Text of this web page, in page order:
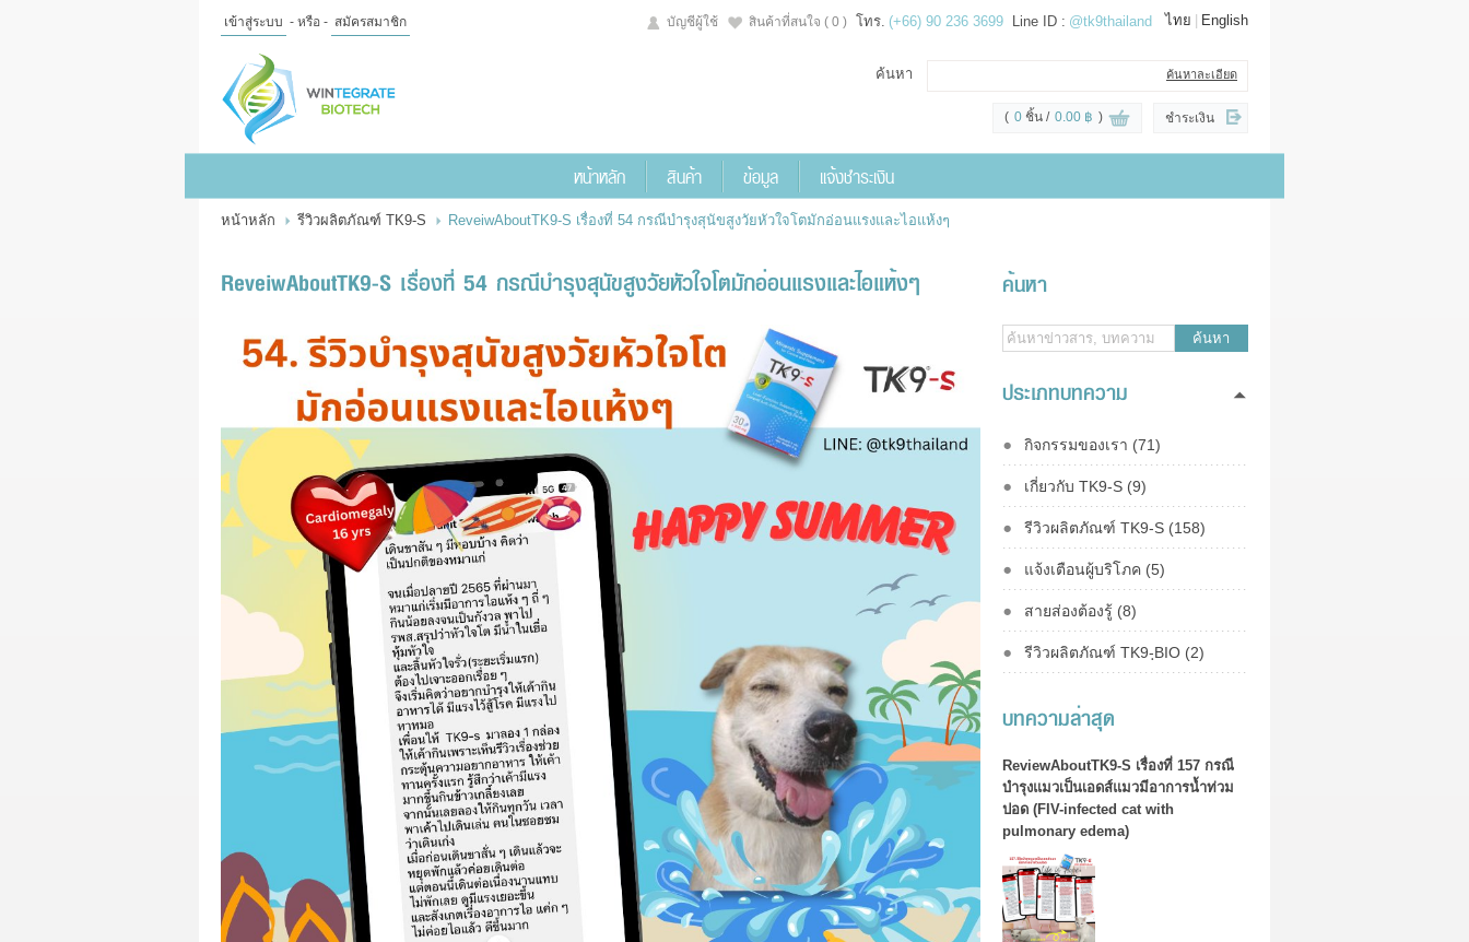
ไทย | English
ข้อมูล
เข้าสู่ระบบ - หรือ - สมัครสมาชิก ไทย English
โทร. (+66) 90 236 3699 Line ID : @tk9thailand
สินค้าที่สนใจ ( 0 )
บัญชีผู้ใช้
ค้นหา ค้นหาละเอียด
( 0 ชิ้น 0.00 ฿ ) ชำระเงิน
หน้าหลัก สินค้า ข้อมูล แจ้งชำระเงิน
หน้าหลัก รีวิวผลิตภัณฑ์ TK9-S ReveiwAboutTK9-S เรื่องที่ 54 กรณีบำรุงสุนัขสูงวัยหัวใจโตมักอ่อนแรงและไอแห้งๆ
ReveiwAboutTK9-S เรื่องที่ 54 กรณีบำรุงสุนัขสูงวัยหัวใจโตมักอ่อนแรงและไอแห้งๆ ค้นหา
ค้นหา
ประเภทบทความ
กิจกรรมของเรา (71)
เกี่ยวกับ TK9-S (9)
รีวิวผลิตภัณฑ์ TK9-S (158)
แจ้งเตือนผู้บริโภค (5)
สายส่องต้องรู้ (8)
รีวิวผลิตภัณฑ์ TK9-ฺBIO (2)
บทความล่าสุด
ReviewAboutTK9-S เรื่องที่ 157 กรณี
บำรุงแมวเป็นเอดส์แมวมีอาการน้ำท่วม
ปอด (FIV-infected cat with
pulmonary edema)